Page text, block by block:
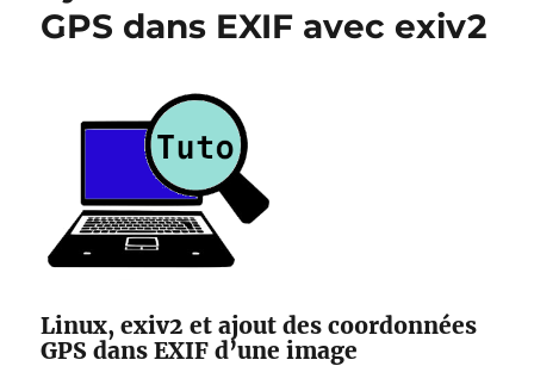
Hercules
GPS dans EXIF avec exiv2
Linux, exiv2 et ajout des coordonnées
GPS dans EXIF d’une image